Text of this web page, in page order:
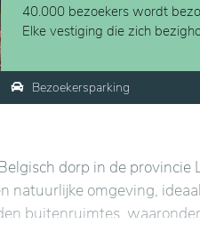
40.000 bezoekers wordt
Elke vestiging die zich
Bezoekersparking
dorp in de provincie
natuurlijke omgeving,
buitenruimtes, waaronder
natuur.